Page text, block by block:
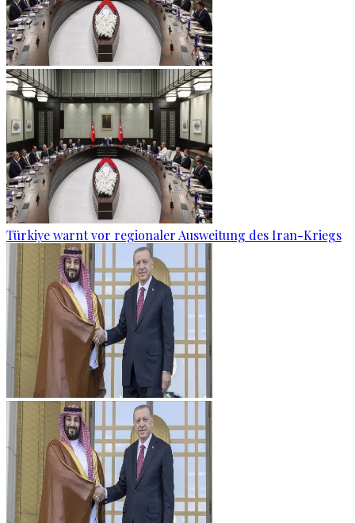
Türkiye warnt vor regionaler Ausweitung des Iran-Kriegs